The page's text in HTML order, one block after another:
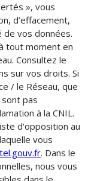
», vous
d’effacement,
vos données.
tout moment en
Consultez le
sur vos droits. Si
/ le Réseau, que
pas
à la CNIL.
d'opposition au
vous
. Dans le
nous vous